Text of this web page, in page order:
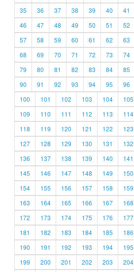
35
36 37 38 39 40 41
46
47 48 49 50 51 52
57
58 59 60 61 62 63
68
69 70 71 72 73 74
79
80 81 82 83 84 85
90
91 92 93 94 95 96
100
101 102 103 104 105
109
110 111 112 113 114
118
119 120 121 122 123
127
128 129 130 131 132
136
137 138 139 140 141
145
146 147 148 149 150
154
155 156 157 158 159
163
164 165 166 167 168
172
173 174 175 176 177
181
182 183 184 185 186
190
191 192 193 194 195
199
200 201 202 203 204